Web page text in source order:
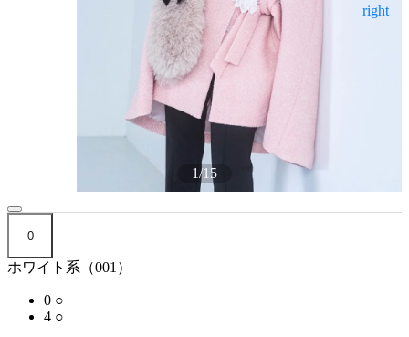
1/15
0
ホワイト系（001）
0 ○
4 ○